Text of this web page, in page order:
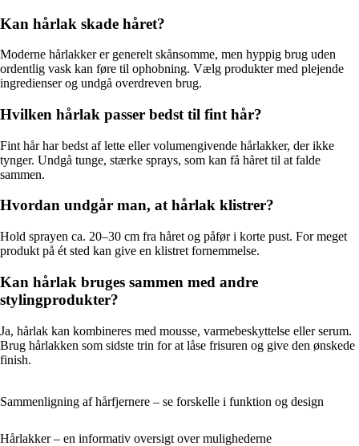
Kan hårlak skade håret?
Moderne hårlakker er generelt skånsomme, men hyppig brug uden
ordentlig vask kan føre til ophobning. Vælg produkter med plejende
ingredienser og undgå overdreven brug.
Hvilken hårlak passer bedst til fint hår?
Fint hår har bedst af lette eller volumengivende hårlakker, der ikke
tynger. Undgå tunge, stærke sprays, som kan få håret til at falde
sammen.
Hvordan undgår man, at hårlak klistrer?
Hold sprayen ca. 20–30 cm fra håret og påfør i korte pust. For meget
produkt på ét sted kan give en klistret fornemmelse.
Kan hårlak bruges sammen med andre
stylingprodukter?
Ja, hårlak kan kombineres med mousse, varmebeskyttelse eller serum.
Brug hårlakken som sidste trin for at låse frisuren og give den ønskede
finish.
Sammenligning af hårfjernere – se forskelle i funktion og design
Hårlakker – en informativ oversigt over mulighederne